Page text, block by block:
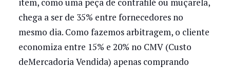
chega a ser de 35% entre fornecedores no
mesmo dia. Como fazemos arbitragem, o cliente
economiza entre 15% e 20% no CMV (Custo
deMercadoria Vendida) apenas comprando